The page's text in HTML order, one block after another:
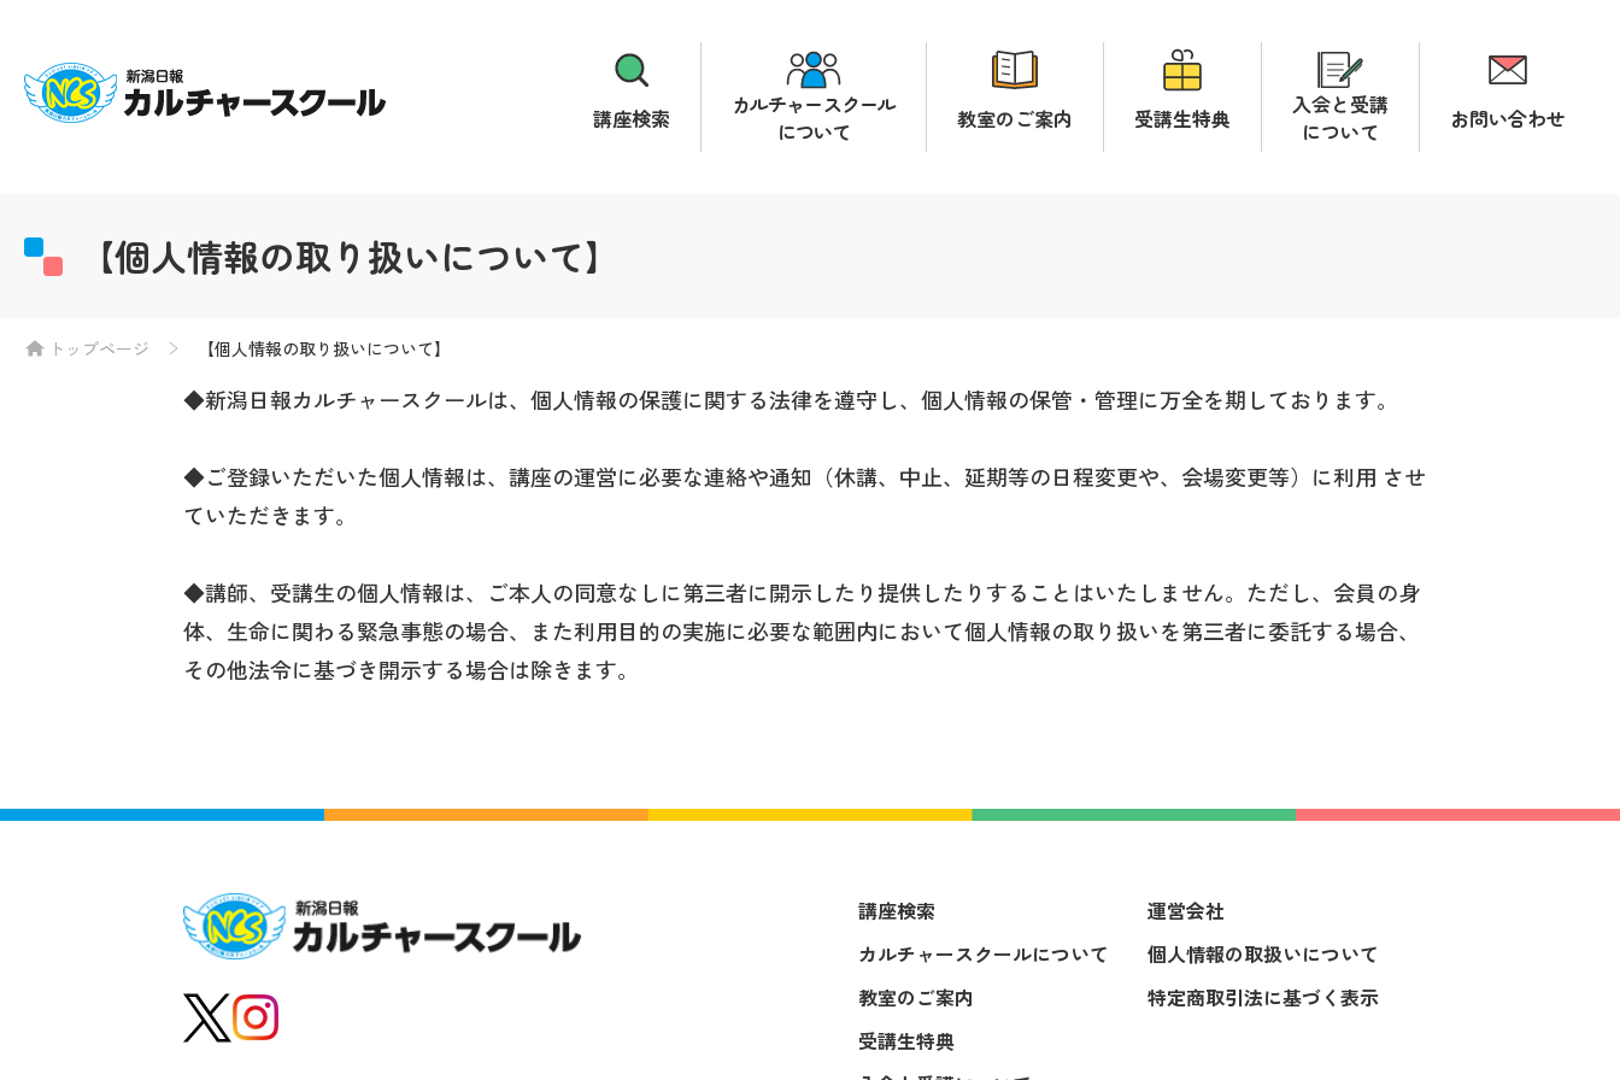
講座検索
カルチャースクール
について
教室のご案内 受講生特典
入会と受講
について
お問い合わせ
【個人情報の取り扱いについて】
トップページ 【個人情報の取り扱いについて】
◆新潟日報カルチャースクールは、個人情報の保護に関する法律を遵守し、個人情報の保管・管理に万全を期しております。
◆ご登録いただいた個人情報は、講座の運営に必要な連絡や通知（休講、中止、延期等の日程変更や、会場変更等）に利用 させ
ていただきます。
◆講師、受講生の個人情報は、ご本人の同意なしに第三者に開示したり提供したりすることはいたしません。ただし、会員の身
体、生命に関わる緊急事態の場合、また利用目的の実施に必要な範囲内において個人情報の取り扱いを第三者に委託する場合、
その他法令に基づき開示する場合は除きます。
講座検索
カルチャースクールについて
教室のご案内
受講生特典
運営会社
個人情報の取扱いについて
特定商取引法に基づく表示